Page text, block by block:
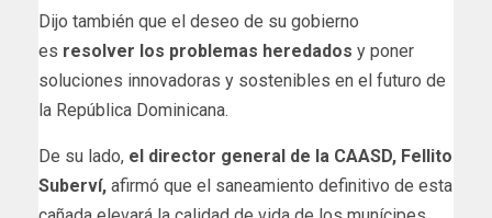
Dijo también que el deseo de su gobierno
es resolver los problemas heredados y poner
soluciones innovadoras y sostenibles en el futuro de
la República Dominicana.
De su lado, el director general de la CAASD, Fellito
Suberví, afirmó que el saneamiento definitivo de esta